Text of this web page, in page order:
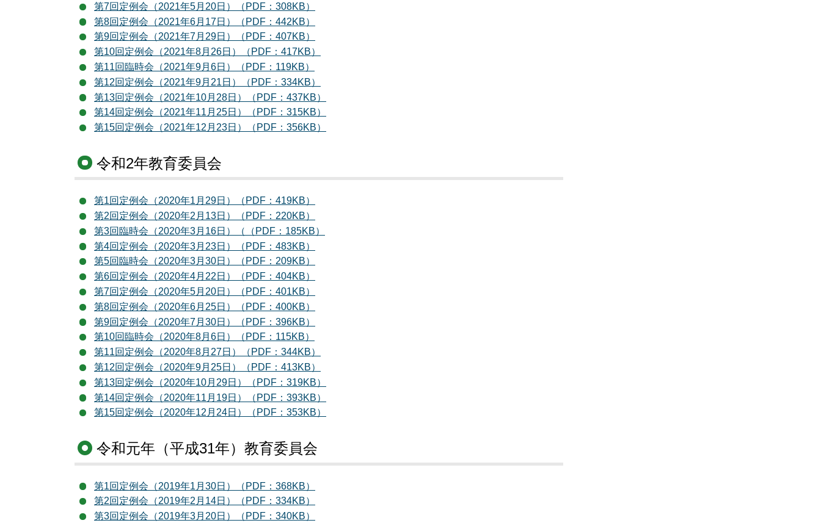
第7回定例会（2021年5月20日）（PDF：308KB）
第8回定例会（2021年6月17日）（PDF：442KB）
第9回定例会（2021年7月29日）（PDF：407KB）
第10回定例会（2021年8月26日）（PDF：417KB）
第11回臨時会（2021年9月6日）（PDF：119KB）
第12回定例会（2021年9月21日）（PDF：334KB）
第13回定例会（2021年10月28日）（PDF：437KB）
第14回定例会（2021年11月25日）（PDF：315KB）
第15回定例会（2021年12月23日）（PDF：356KB）
令和2年教育委員会
第1回定例会（2020年1月29日）（PDF：419KB）
第2回定例会（2020年2月13日）（PDF：220KB）
第3回臨時会（2020年3月16日）（（PDF：185KB）
第4回定例会（2020年3月23日）（PDF：483KB）
第5回臨時会（2020年3月30日）（PDF：209KB）
第6回定例会（2020年4月22日）（PDF：404KB）
第7回定例会（2020年5月20日）（PDF：401KB）
第8回定例会（2020年6月25日）（PDF：400KB）
第9回定例会（2020年7月30日）（PDF：396KB）
第10回臨時会（2020年8月6日）（PDF：115KB）
第11回定例会（2020年8月27日）（PDF：344KB）
第12回定例会（2020年9月25日）（PDF：413KB）
第13回定例会（2020年10月29日）（PDF：319KB）
第14回定例会（2020年11月19日）（PDF：393KB）
第15回定例会（2020年12月24日）（PDF：353KB）
令和元年（平成31年）教育委員会
第1回定例会（2019年1月30日）（PDF：368KB）
第2回定例会（2019年2月14日）（PDF：334KB）
第3回定例会（2019年3月20日）（PDF：340KB）